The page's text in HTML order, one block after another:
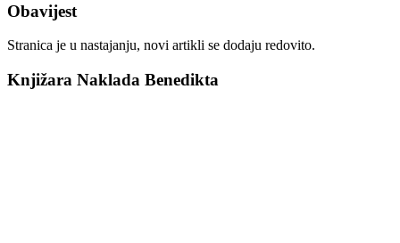
Obavijest
Stranica je u nastajanju, novi artikli se dodaju redovito.
Knjižara Naklada Benedikta